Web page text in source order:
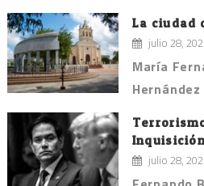
La ciudad
julio 28,
María
Hernández
julio 28,